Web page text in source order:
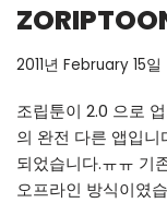
2011년 February 15일
조립툰이 2.0 으로
의 완전 다른 앱입
되었습니다.ㅠㅠ 기
오프라인 방식이였